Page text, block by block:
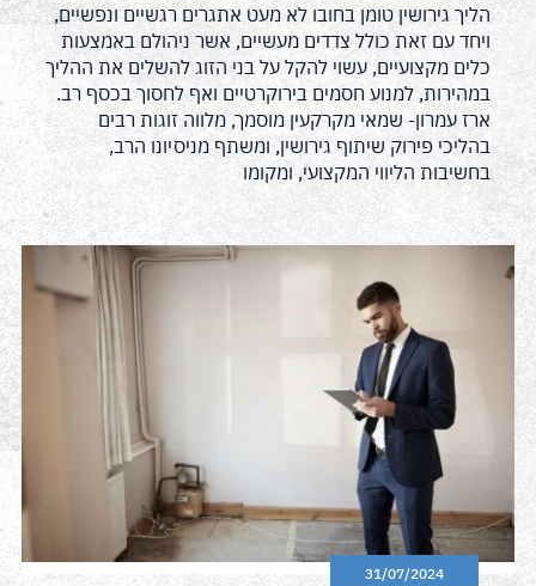
הליך גירושין טומן בחובו לא מעט אתגרים רגשיים ונפשיים,
ויחד עם זאת כולל צדדים מעשיים, אשר ניהולם באמצעות
כלים מקצועיים, עשוי להקל על בני הזוג להשלים את ההליך
במהירות, למנוע חסמים בירוקרטיים ואף לחסוך בכסף רב.
ארז עמרון- שמאי מקרקעין מוסמך, מלווה זוגות רבים
בהליכי פירוק שיתוף גירושין, ומשתף מניסיונו הרב,
בחשיבות הליווי המקצועי, ומקומו
31/07/2024